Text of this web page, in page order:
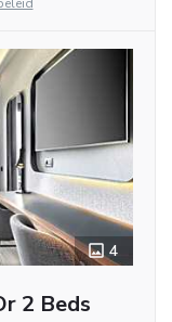
4
2 Beds